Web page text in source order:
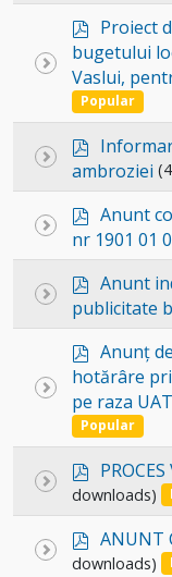
Select
item
p
d
f
Proiect
bugetului
Vaslui,
Popular
Select
item
p
d
f
ambroziei
Select
an
item
p
d
f
Anunt
nr 1901 01
Select
p
d
f
Anunt
publicitate
Select
item
p
d
f
Anunț
hotărâre
pe raza
Popular
Select
item
p
d
downloads)
Select
p
d
ANUNT
downloads)